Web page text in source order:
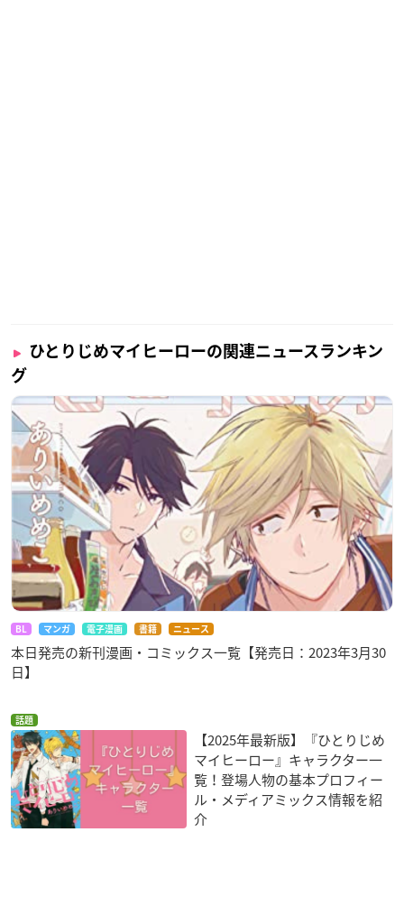
ひとりじめマイヒーローの関連ニュースランキン
グ
BL マンガ 電子漫画 書籍 ニュース
本日発売の新刊漫画・コミックス一覧【発売日：2023年3月30
日】
話題
【2025年最新版】『ひとりじめ
マイヒーロー』キャラクター一
覧！登場人物の基本プロフィー
ル・メディアミックス情報を紹
介